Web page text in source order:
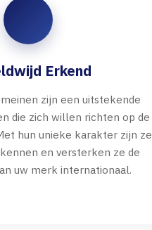
Erkend
zijn een uitstekende
die zich willen richten op de
hun unieke karakter zijn ze
en versterken ze de
uw merk internationaal.